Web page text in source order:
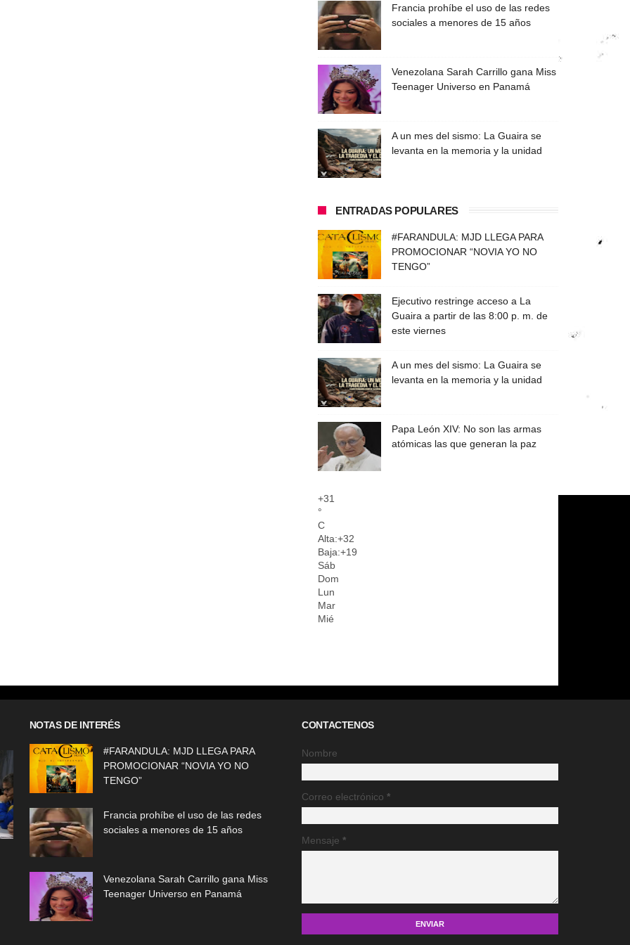
Francia prohíbe el uso de las redes
sociales a menores de 15 años
Venezolana Sarah Carrillo gana Miss
Teenager Universo en Panamá
A un mes del sismo: La Guaira se
levanta en la memoria y la unidad
ENTRADAS POPULARES
#FARANDULA: MJD LLEGA PARA
PROMOCIONAR “NOVIA YO NO
TENGO”
Ejecutivo restringe acceso a La
Guaira a partir de las 8:00 p. m. de
este viernes
A un mes del sismo: La Guaira se
levanta en la memoria y la unidad
Papa León XIV: No son las armas
atómicas las que generan la paz
+31
°
C
Alta:+32
Baja:+19
Sáb
Dom
Lun
Mar
Mié
NOTAS DE INTERÉS
#FARANDULA: MJD LLEGA PARA
PROMOCIONAR “NOVIA YO NO
TENGO”
Francia prohíbe el uso de las redes
sociales a menores de 15 años
Venezolana Sarah Carrillo gana Miss
Teenager Universo en Panamá
CONTACTENOS
Nombre
Correo electrónico*
Mensaje*